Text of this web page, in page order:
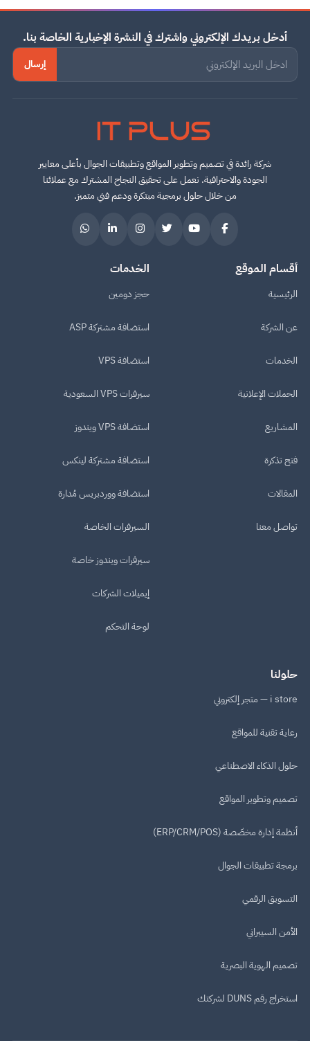
أدخل بريدك الإلكتروني واشترك في النشرة الإخبارية الخاصة بنا.
إرسال
IT PLUS
شركة رائدة في تصميم وتطوير المواقع وتطبيقات الجوال بأعلى معايير
الجودة والاحترافية. نعمل على تحقيق النجاح المشترك مع عملائنا
من خلال حلول برمجية مبتكرة ودعم فني متميز.
أقسام الموقع
الرئيسية
عن الشركة
الخدمات
الحملات الإعلانية
المشاريع
فتح تذكرة
المقالات
تواصل معنا
الخدمات
حجز دومين
استضافة مشتركة ASP
استضافة VPS
سيرفرات VPS السعودية
استضافة VPS ويندوز
استضافة مشتركة لينكس
استضافة ووردبريس مُدارة
السيرفرات الخاصة
سيرفرات ويندوز خاصة
إيميلات الشركات
لوحة التحكم
حلولنا
i store — متجر إلكتروني
رعاية تقنية للمواقع
حلول الذكاء الاصطناعي
تصميم وتطوير المواقع
أنظمة إدارة مخصّصة (ERP/CRM/POS)
برمجة تطبيقات الجوال
التسويق الرقمي
الأمن السيبراني
تصميم الهوية البصرية
استخراج رقم DUNS لشركتك